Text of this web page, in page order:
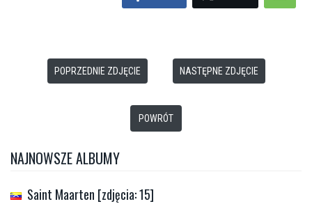
POPRZEDNIE ZDJĘCIE NASTĘPNE ZDJĘCIE
POWRÓT
NAJNOWSZE ALBUMY
Saint Maarten [zdjęcia: 15]